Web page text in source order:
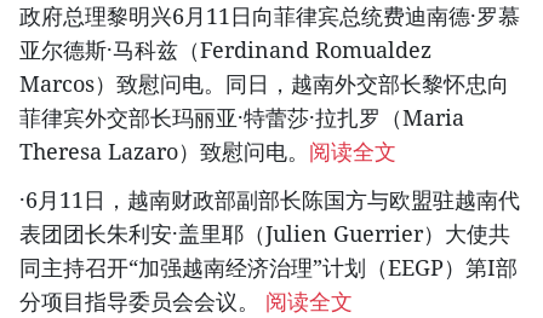
政府总理黎明兴6月11日向菲律宾总统费迪南德·罗慕
亚尔德斯·马科兹（Ferdinand Romualdez
Marcos）致慰问电。同日，越南外交部长黎怀忠向
菲律宾外交部长玛丽亚·特蕾莎·拉扎罗（Maria
Theresa Lazaro）致慰问电。 阅读全文
·6月11日，越南财政部副部长陈国方与欧盟驻越南代
表团团长朱利安·盖里耶（Julien Guerrier）大使共
同主持召开“加强越南经济治理”计划（EEGP）第I部
分项目指导委员会会议。 阅读全文